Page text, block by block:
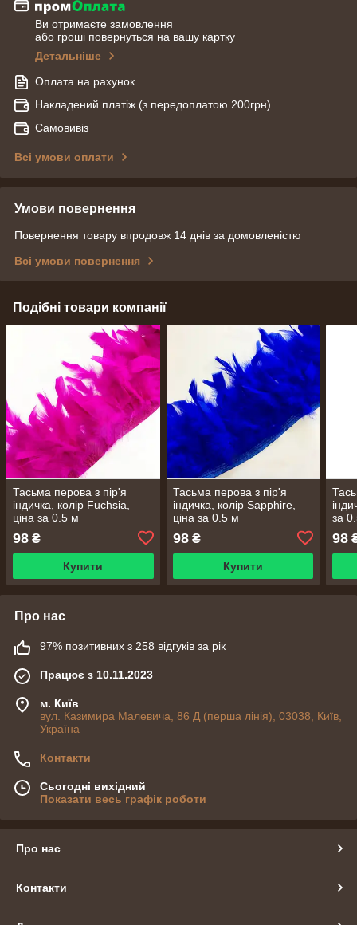
Ви отримаєте замовлення
або гроші повернуться на вашу картку
Детальніше
Оплата на рахунок
Накладений платіж (з передоплатою 200грн)
Самовивіз
Всі умови оплати
Умови повернення
Повернення товару впродовж 14 днів за домовленістю
Всі умови повернення
Подібні товари компанії
Тасьма перова з пір'я
індичка, колір Fuchsia,
ціна за 0.5 м
98 ₴
Купити
Тасьма перова з пір'я
індичка, колір Sapphire,
ціна за 0.5 м
98₴
Купити
за
98
Про нас
97% позитивних з 258 відгуків за рік
Працює з 10.11.2023
м. Київ
вул. Казимира Малевича, 86 Д (перша лінія), 03038, Київ,
Україна
Контакти
Сьогодні вихідний
Показати весь графік роботи
Про нас
Контакти